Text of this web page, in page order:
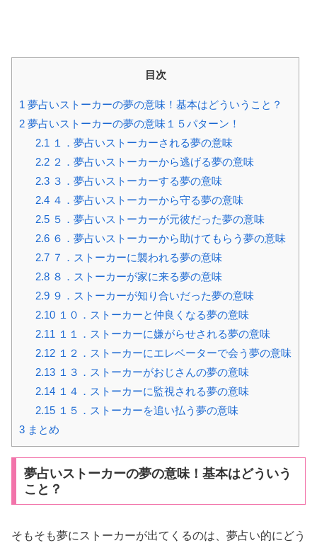
目次
1 夢占いストーカーの夢の意味！基本はどういうこと？
2 夢占いストーカーの夢の意味１５パターン！
2.1 １．夢占いストーカーされる夢の意味
2.2２．夢占いストーカーから逃げる夢の意味
2.3３．夢占いストーカーする夢の意味
2.4４．夢占いストーカーから守る夢の意味
2.5５．夢占いストーカーが元彼だった夢の意味
2.6６．夢占いストーカーから助けてもらう夢の意味
2.7７．ストーカーに襲われる夢の意味
2.8８．ストーカーが家に来る夢の意味
2.9９．ストーカーが知り合いだった夢の意味
2.10１０．ストーカーと仲良くなる夢の意味
2.11 １１．ストーカーに嫌がらせされる夢の意味
2.12１２．ストーカーにエレベーターで会う夢の意味
2.13１３．ストーカーがおじさんの夢の意味
2.14１４．ストーカーに監視される夢の意味
2.15１５．ストーカーを追い払う夢の意味
3 まとめ
夢占いストーカーの夢の意味！基本はどういう
こと？
そもそも夢にストーカーが出てくるのは、夢占い的にどう